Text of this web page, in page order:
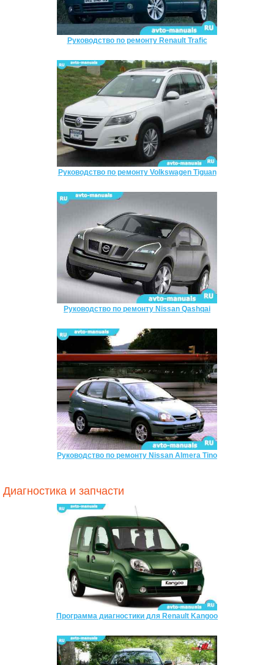
Руководство по ремонту Renault Trafic
Руководство по ремонту Volkswagen Tiguan
Руководство по ремонту Nissan Qashqai
Руководство по ремонту Nissan Almera Tino
Диагностика и запчасти
Программа диагностики для Renault Kangoo